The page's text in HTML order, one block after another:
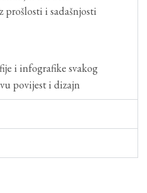
i sadašnjosti
i infografike svakog
povijest i dizajn